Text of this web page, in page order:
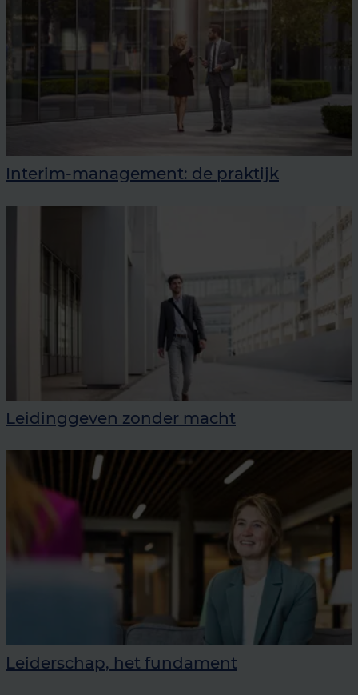
Interim-management: de praktijk
Leidinggeven zonder macht
Leiderschap, het fundament